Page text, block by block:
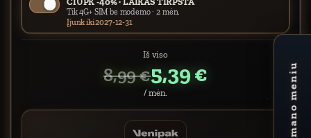
mano meniu
Tik 4G+ SIM be modemo · 2 mėn.
Įjunk iki 2027-12-31
Iš viso
8,99 €5,39 €
/ mėn.